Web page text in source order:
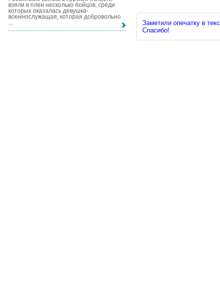
Заметили опечатку в
Спасибо!
взяли в плен несколько бойцов, среди
которых оказалась девушка-
военнослужащая, которая добровольно
...